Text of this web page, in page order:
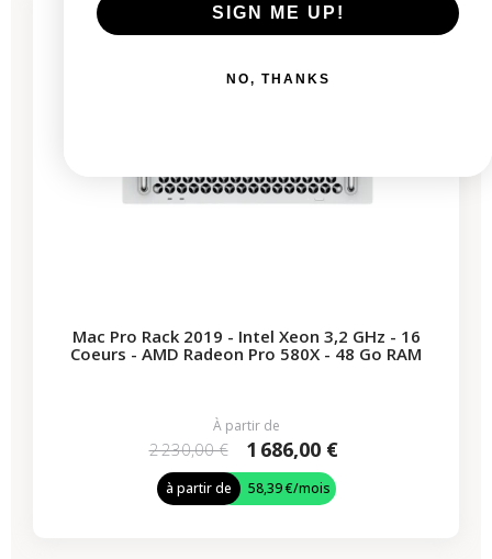
1 produit restant
Mac Pro Rack 2019 - Intel Xeon 3,2 GHz - 16
Coeurs - AMD Radeon Pro 580X - 48 Go RAM
À partir de
2 230,00 € 1 686,00 €
à partir de 58,39 €/mois
SIGN ME UP!
NO, THANKS